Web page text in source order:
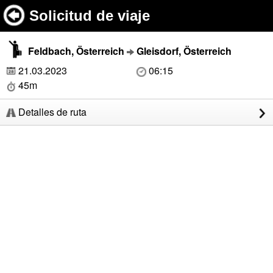
Solicitud de viaje
Feldbach, Österreich
Gleisdorf, Österreich
21.03.2023
06:15
45m
Detalles de ruta